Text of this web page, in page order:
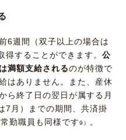
6週間（双子以上の場合は
することができます。 公
満額支給されるのが特徴で
はありません。また、産休
ら終了日の翌日が属する月
7月）までの期間、共済掛
勤職員も同様です9） 。